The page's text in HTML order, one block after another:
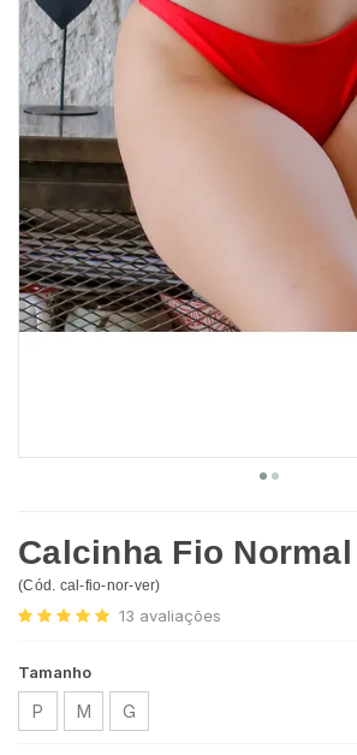
Calcinha Fio
(Cód. cal-fio-nor-ver)
13 avaliações
Tamanho
P M G